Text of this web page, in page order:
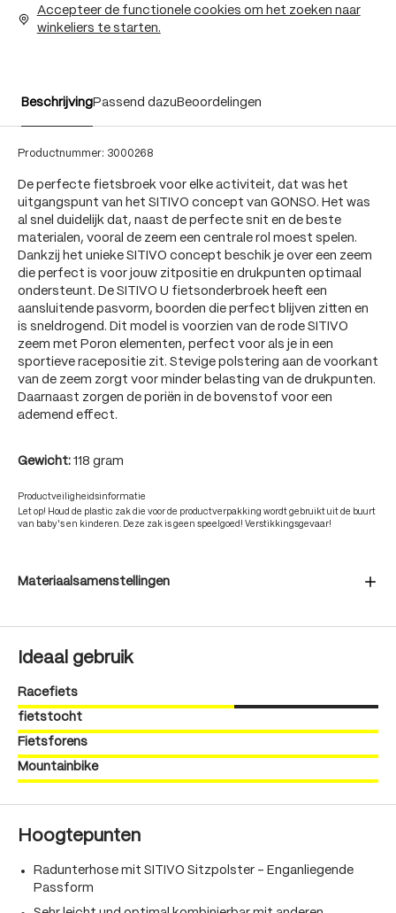
Accepteer de functionele cookies om het zoeken naar
winkeliers te starten.
BeschrijvingPassend dazu Beoordelingen
Productnummer: 3000268
De perfecte fietsbroek voor elke activiteit, dat was het
uitgangspunt van het SITIVO concept van GONSO. Het was
al snel duidelijk dat, naast de perfecte snit en de beste
materialen, vooral de zeem een centrale rol moest spelen.
Dankzij het unieke SITIVO concept beschik je over een zeem
die perfect is voor jouw zitpositie en drukpunten optimaal
ondersteunt. De SITIVO U fietsonderbroek heeft een
aansluitende pasvorm, boorden die perfect blijven zitten en
is sneldrogend. Dit model is voorzien van de rode SITIVO
zeem met Poron elementen, perfect voor als je in een
sportieve racepositie zit. Stevige polstering aan de voorkant
van de zeem zorgt voor minder belasting van de drukpunten.
Daarnaast zorgen de poriën in de bovenstof voor een
ademend effect.
Gewicht: 118 gram
Productveiligheidsinformatie
Let op! Houd de plastic zak die voor de productverpakking wordt gebruikt uit de buurt
van baby's en kinderen. Deze zak is geen speelgoed! Verstikkingsgevaar!
Materiaalsamenstellingen
Ideaal gebruik
Racefiets
fietstocht
Fietsforens
Mountainbike
Hoogtepunten
Radunterhose mit SITIVO Sitzpolster - Enganliegende
Passform